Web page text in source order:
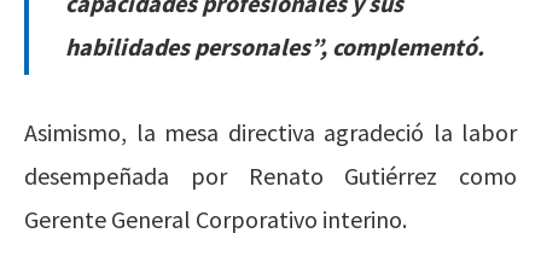
habilidades personales”, complementó.
Asimismo, la mesa directiva agradeció la labor
desempeñada por Renato Gutiérrez como
Gerente General Corporativo interino.